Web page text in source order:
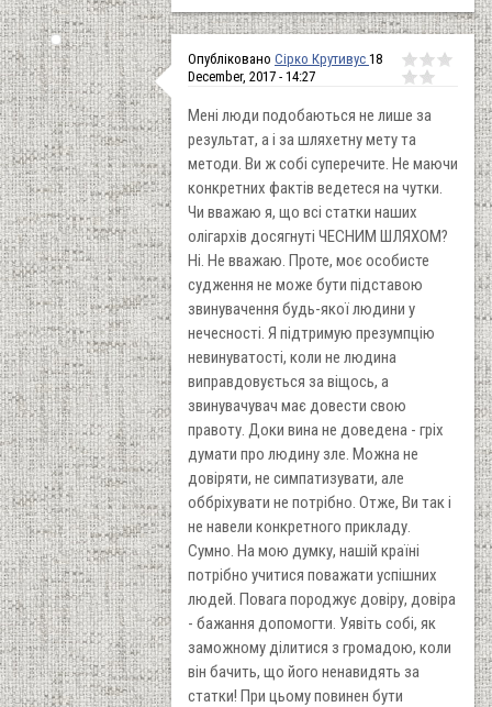
Опубліковано Сірко Крутивус 18
December, 2017 - 14:27
Мені люди подобаються не лише за
результат, а і за шляхетну мету та
методи. Ви ж собі суперечите. Не маючи
конкретних фактів ведетеся на чутки.
Чи вважаю я, що всі статки наших
олігархів досягнуті ЧЕСНИМ ШЛЯХОМ?
Ні. Не вважаю. Проте, моє особисте
судження не може бути підставою
звинувачення будь-якої людини у
нечесності. Я підтримую презумпцію
невинуватості, коли не людина
виправдовується за віщось, а
звинувачувач має довести свою
правоту. Доки вина не доведена - гріх
думати про людину зле. Можна не
довіряти, не симпатизувати, але
оббріхувати не потрібно. Отже, Ви так і
не навели конкретного прикладу.
Сумно. На мою думку, нашій країні
потрібно учитися поважати успішних
людей. Повага породжує довіру, довіра
- бажання допомогти. Уявіть собі, як
заможному ділитися з громадою, коли
він бачить, що його ненавидять за
статки! При цьому повинен бути